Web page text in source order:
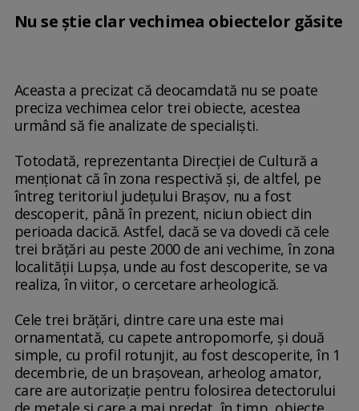
Nu se știe clar vechimea obiectelor găsite
Aceasta a precizat că deocamdată nu se poate
preciza vechimea celor trei obiecte, acestea
urmând să fie analizate de specialişti.
Totodată, reprezentanta Direcţiei de Cultură a
menţionat că în zona respectivă şi, de altfel, pe
întreg teritoriul judeţului Braşov, nu a fost
descoperit, până în prezent, niciun obiect din
perioada dacică. Astfel, dacă se va dovedi că cele
trei brăţări au peste 2000 de ani vechime, în zona
localităţii Lupşa, unde au fost descoperite, se va
realiza, în viitor, o cercetare arheologică.
Cele trei brăţări, dintre care una este mai
ornamentată, cu capete antropomorfe, şi două
simple, cu profil rotunjit, au fost descoperite, în 1
decembrie, de un braşovean, arheolog amator,
care are autorizaţie pentru folosirea detectorului